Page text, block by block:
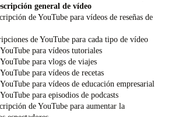
general de vídeo
de YouTube para vídeos de reseñas de
de YouTube para cada tipo de vídeo
para vídeos tutoriales
para vlogs de viajes
para vídeos de recetas
para vídeos de educación empresarial
para episodios de podcasts
de YouTube para aumentar la